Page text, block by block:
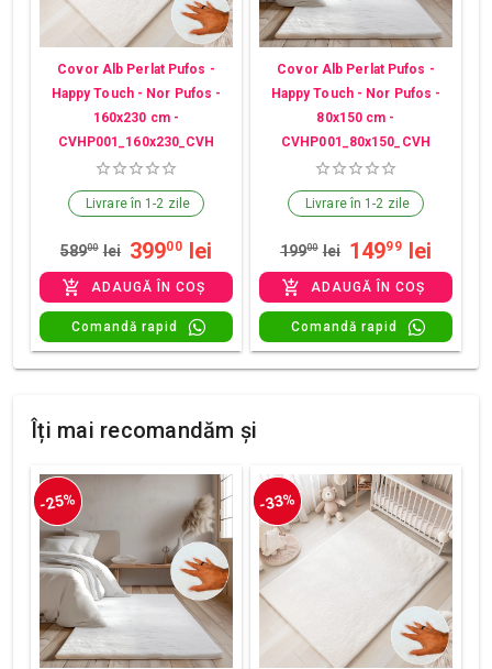
Covor Alb Perlat Pufos -
Happy Touch - Nor Pufos -
160x230 cm -
CVHP001_160x230_CVH
Livrare în 1-2 zile
58900 lei 39900 lei
ADAUGĂ ÎN COȘ
Comandă rapid
Covor Alb Perlat Pufos -
Happy Touch - Nor Pufos -
80x150 cm -
CVHP001_80x150_CVH
Livrare în 1-2 zile
19900 lei 14999 lei
ADAUGĂ ÎN COȘ
Comandă rapid
Îți mai recomandăm și
-25% -33%